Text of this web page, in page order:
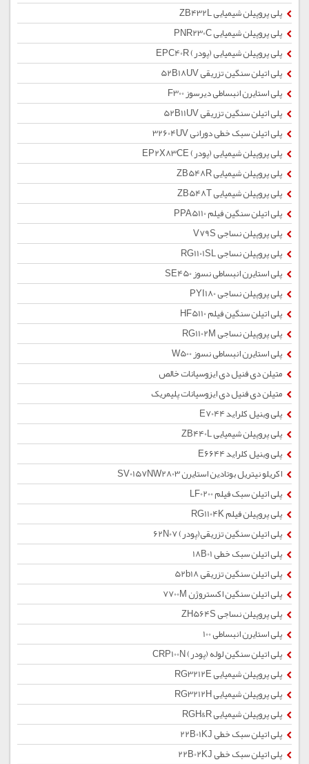
پلی پروپیلن شیمیایی ZB432L
پلی پروپیلن شیمیایی PNR230C
پلی پروپیلن شیمیایی (پودر) EPC40R
پلی اتیلن سنگین تزریقی 52B18UV
پلی استایرن انبساطی دیرسوز F300
پلی اتیلن سنگین تزریقی 52B11UV
پلی اتیلن سبک خطی دورانی 32604UV
پلی پروپیلن شیمیایی (پودر) EP2X83CE
پلی پروپیلن شیمیایی ZB548R
پلی پروپیلن شیمیایی ZB548T
پلی اتیلن سنگین فیلم PPA5110
پلی پروپیلن نساجی V79S
پلی پروپیلن نساجی RG1101SL
پلی استایرن انبساطی نسوز SE450
پلی پروپیلن نساجی PYI180
پلی اتیلن سنگین فیلم HF5110
پلی پروپیلن نساجی RG1102M
پلی استایرن انبساطی نسوز W500
متیلن دی فنیل دی ایزوسیانات خالص
متیلن دی فنیل دی ایزوسیانات پلیمریک
پلی وینیل کلراید E7044
پلی پروپیلن شیمیایی ZB440L
پلی وینیل کلراید E6644
اکریلو نیتریل بوتادین استایرن SV0157NW2803
پلی اتیلن سبک فیلم LF0200
پلی پروپیلن فیلم RG1104K
پلی اتیلن سنگین تزریقی(پودر) 62N07
پلی اتیلن سبک خطی 18B01
پلی اتیلن سنگین تزریقی 52b18
پلی اتیلن سنگین اکستروژن 7700M
پلی پروپیلن نساجی ZH564S
پلی استایرن انبساطی 100
پلی اتیلن سنگین لوله (پودر) CRP100N
پلی پروپیلن شیمیایی RG3212E
پلی پروپیلن شیمیایی RG3212H
پلی پروپیلن شیمیایی RGH&R
پلی اتیلن سبک خطی 22B01KJ
پلی اتیلن سبک خطی 22B02KJ